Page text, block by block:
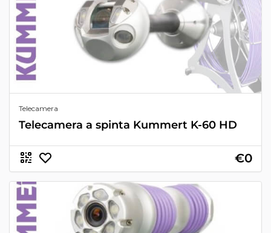
Telecamera
Telecamera a spinta Kummert K-60 HD
€0